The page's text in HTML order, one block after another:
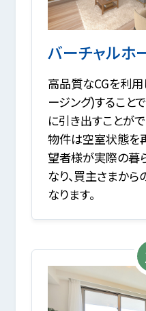
バーチャルホ
高品質なCGを利
ージング)すること
に引き出すことが
物件は空室状態を
望者様が実際の暮
なり、買主さまか
なります。